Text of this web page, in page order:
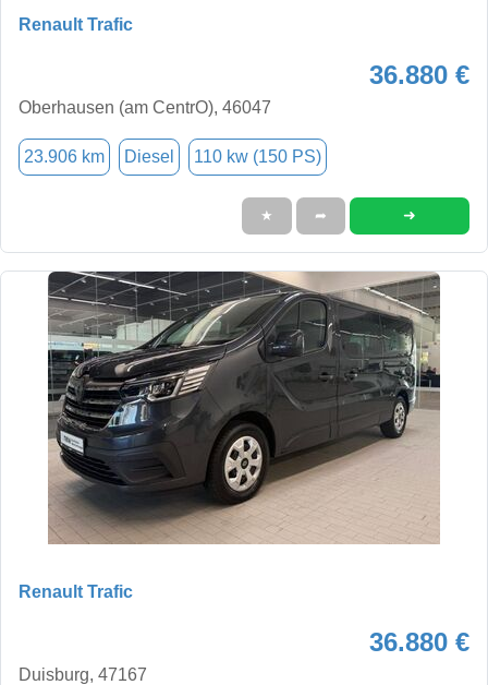
Renault Trafic
36.880 €
Oberhausen (am CentrO), 46047
23.906 km Diesel 110 kw (150 PS)
★ ➦ ➜
Renault Trafic
36.880 €
Duisburg, 47167